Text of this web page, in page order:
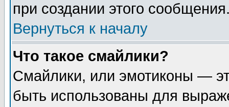
при создании этого
Вернуться к началу
Что такое смайлики?
Смайлики, или эмотиконы —
быть использованы для